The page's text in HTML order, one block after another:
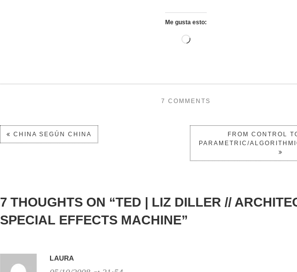
Me gusta esto:
7 COMMENTS
CHINA SEGÚN CHINA
FROM CONTROL
PARAMETRIC/
7 THOUGHTS ON “TED | LIZ DILLER //
SPECIAL EFFECTS MACHINE”
LAURA